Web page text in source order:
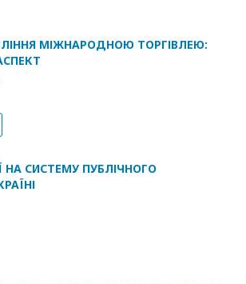
МІЖНАРОДНОЮ ТОРГІВЛЕЮ:
НА СИСТЕМУ ПУБЛІЧНОГО